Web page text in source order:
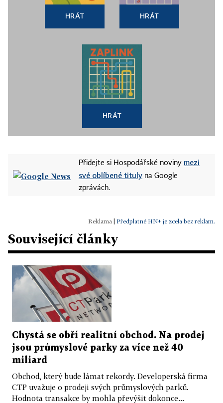
HRÁT HRÁT
HRÁT
Přidejte si Hospodářské noviny mezi
své oblíbené tituly na Google
zprávách.
Předplatné HN+ je zcela bez reklam.
Související články
Chystá se obří realitní obchod. Na prodej
jsou průmyslové parky za více než 40
miliard
Obchod, který bude lámat rekordy. Developerská firma
CTP uvažuje o prodeji svých průmyslových parků.
Hodnota transakce by mohla převýšit dokonce...